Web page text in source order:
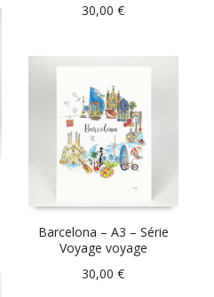
30,00€
Barcelona – A3 – Série
Voyage voyage
30,00€